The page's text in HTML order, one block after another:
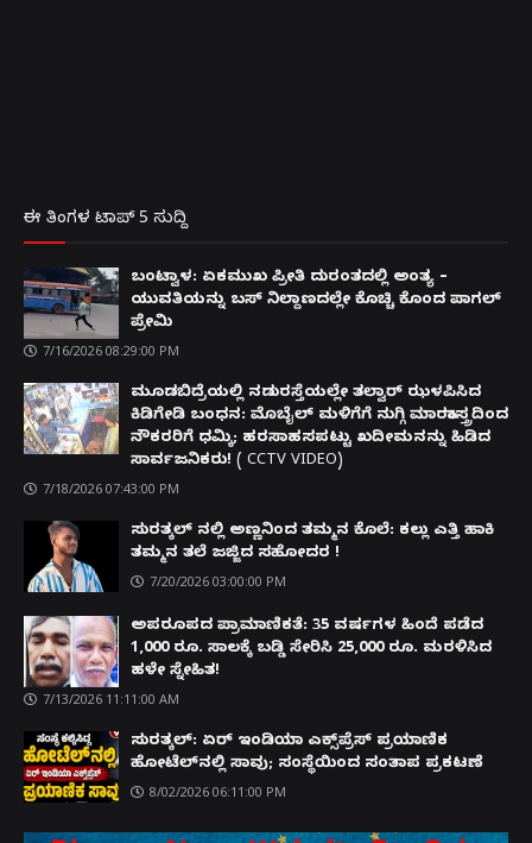
ಈ ತಿಂಗಳ ಟಾಪ್ 5 ಸುದ್ದಿ
ಬಂಟ್ವಾಳ: ಏಕಮುಖ ಪ್ರೀತಿ ದುರಂತದಲ್ಲಿ ಅಂತ್ಯ –
ಯುವತಿಯನ್ನು ಬಸ್ ನಿಲ್ದಾಣದಲ್ಲೇ ಕೊಚ್ಚಿ ಕೊಂದ ಪಾಗಲ್
ಪ್ರೇಮಿ
7/16/2026 08:29:00 PM
ಮೂಡಬಿದ್ರೆಯಲ್ಲಿ ನಡುರಸ್ತೆಯಲ್ಲೇ ತಲ್ವಾರ್ ಝಳಪಿಸಿದ
ಕಿಡಿಗೇಡಿ ಬಂಧನ: ಮೊಬೈಲ್ ಮಳಿಗೆಗೆ ನುಗ್ಗಿ ಮಾರಕಾಸ್ತ್ರದಿಂದ
ನೌಕರರಿಗೆ ಧಮ್ಕಿ; ಹರಸಾಹಸಪಟ್ಟು ಖದೀಮನನ್ನು ಹಿಡಿದ
ಸಾರ್ವಜನಿಕರು! ( CCTV VIDEO)
7/18/2026 07:43:00 PM
ಸುರತ್ಕಲ್ ನಲ್ಲಿ ಅಣ್ಣನಿಂದ ತಮ್ಮನ ಕೊಲೆ: ಕಲ್ಲು ಎತ್ತಿ ಹಾಕಿ
ತಮ್ಮನ ತಲೆ ಜಜ್ಜಿದ ಸಹೋದರ !
7/20/2026 03:00:00 PM
ಅಪರೂಪದ ಪ್ರಾಮಾಣಿಕತೆ: 35 ವರ್ಷಗಳ ಹಿಂದೆ ಪಡೆದ
1,000 ರೂ. ಸಾಲಕ್ಕೆ ಬಡ್ಡಿ ಸೇರಿಸಿ 25,000 ರೂ. ಮರಳಿಸಿದ
ಹಳೇ ಸ್ನೇಹಿತ!
7/13/2026 11:11:00 AM
ಸುರತ್ಕಲ್: ಏರ್ ಇಂಡಿಯಾ ಎಕ್ಸ್‌ಪ್ರೆಸ್ ಪ್ರಯಾಣಿಕ
ಹೋಟೆಲ್‌ನಲ್ಲಿ ಸಾವು; ಸಂಸ್ಥೆಯಿಂದ ಸಂತಾಪ ಪ್ರಕಟಣೆ
8/02/2026 06:11:00 PM